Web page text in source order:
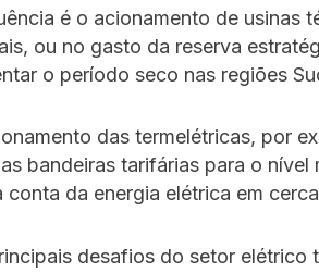
é o acionamento de usinas
ou no gasto da reserva
o período seco nas regiões
das termelétricas, por
bandeiras tarifárias para o nível
conta da energia elétrica em
desafios do setor elétrico